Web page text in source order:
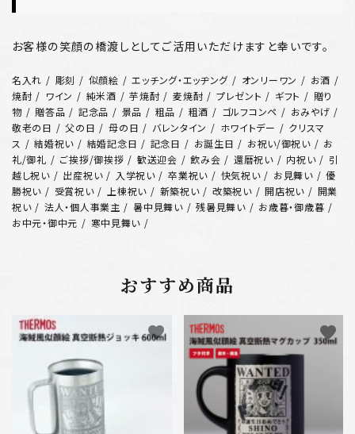
お客様の笑顔の橋渡しとしてご活用いただけますと幸いです。
名入れ 彫刻 似顔絵 エッチング・エッヂング オンリーワン
お酒
焼酎
ワイン 純米酒 芋焼酎 麦焼酎 プレゼント ギフト
贈り
物
贈答品 記念品 景品 粗品 粗酒 ゴルフコンペ
おみやげ
敬老の日
父の日 母の日 バレンタイン ホワイトデー
クリスマ
ス
結婚祝い 結婚記念日 記念日 お誕生日 お祝い/御祝い
お
礼/御礼
ご挨拶/御挨拶 歓送迎会 飲み会 還暦祝い 内祝い
引
越し祝い
出産祝い 入学祝い 卒業祝い 快気祝い お見舞い
優
勝祝い
受賞祝い 上棟祝い 新築祝い 改築祝い 開店祝い
開業
祝い
法人・個人事業主 暑中見舞い 残暑見舞い
お歳暮・御歳暮
お中元・御中元
寒中見舞い
おすすめ商品
favorite favorite